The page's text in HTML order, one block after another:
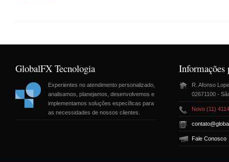
GlobalFX Tecnologia
Experientes no atendimento personalizado,
analisamos, planejamos, desenvolvemos e
implementamos soluções específicas para
as necessidades de nossos clientes.
Informações
R. Afonso
02671100 -
Novo (11)
Fale Conosco